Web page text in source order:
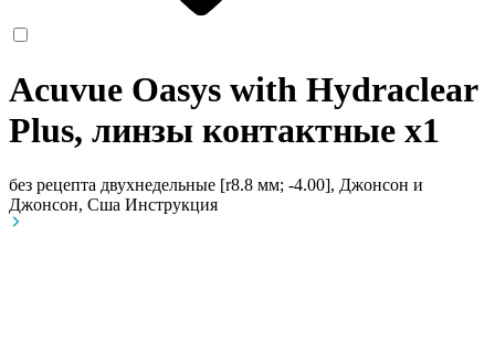
Acuvue Oasys with Hydraclear
Plus, линзы контактные x1
без рецепта двухнедельные [r8.8 мм; -4.00], Джонсон и
Джонсон, Сша Инструкция